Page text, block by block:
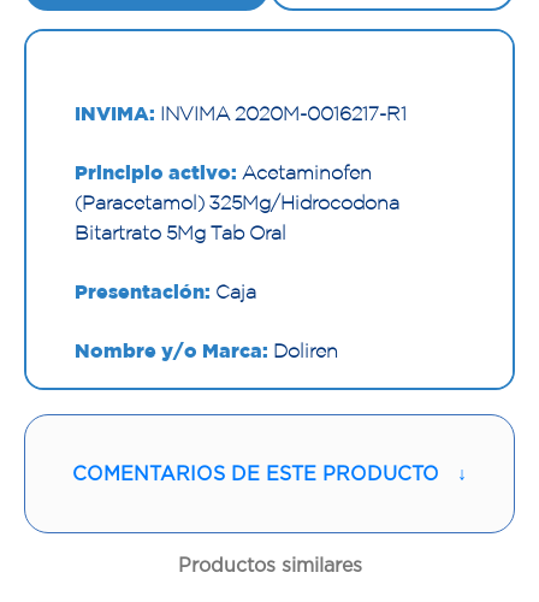
INVIMA: INVIMA 2020M-0016217-R1
Principio activo: Acetaminofen
(Paracetamol) 325Mg/Hidrocodona
Bitartrato 5Mg Tab Oral
Presentación: Caja
Nombre y/o Marca: Doliren
Proveedor:LAFRANCOL S.A.S
Vía de administración:ORAL
Contenido:1 Und
COMENTARIOS DE ESTE PRODUCTO ↓
Productos similares